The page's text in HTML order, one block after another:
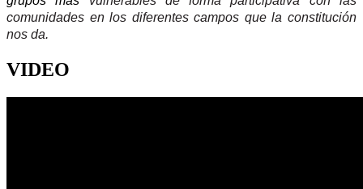
comunidades en los diferentes campos que la constitución
nos da.
VIDEO